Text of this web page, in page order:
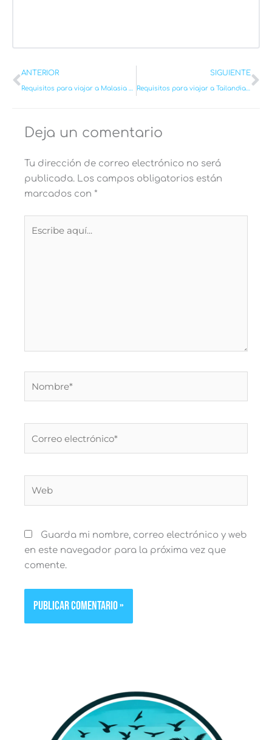
Ant
ANTERIOR
Requisitos para viajar a Malasia en 2026: Vacunas, Visado y más
SIGUIENTE
Requisitos para viajar a Tailandia 2026: Todo lo necesario antes de ir
Deja un comentario
Tu dirección de correo electrónico no será
publicada. Los campos obligatorios están
marcados con *
electrónico*
Guarda mi nombre, correo electrónico y web
en este navegador para la próxima vez que
comente.